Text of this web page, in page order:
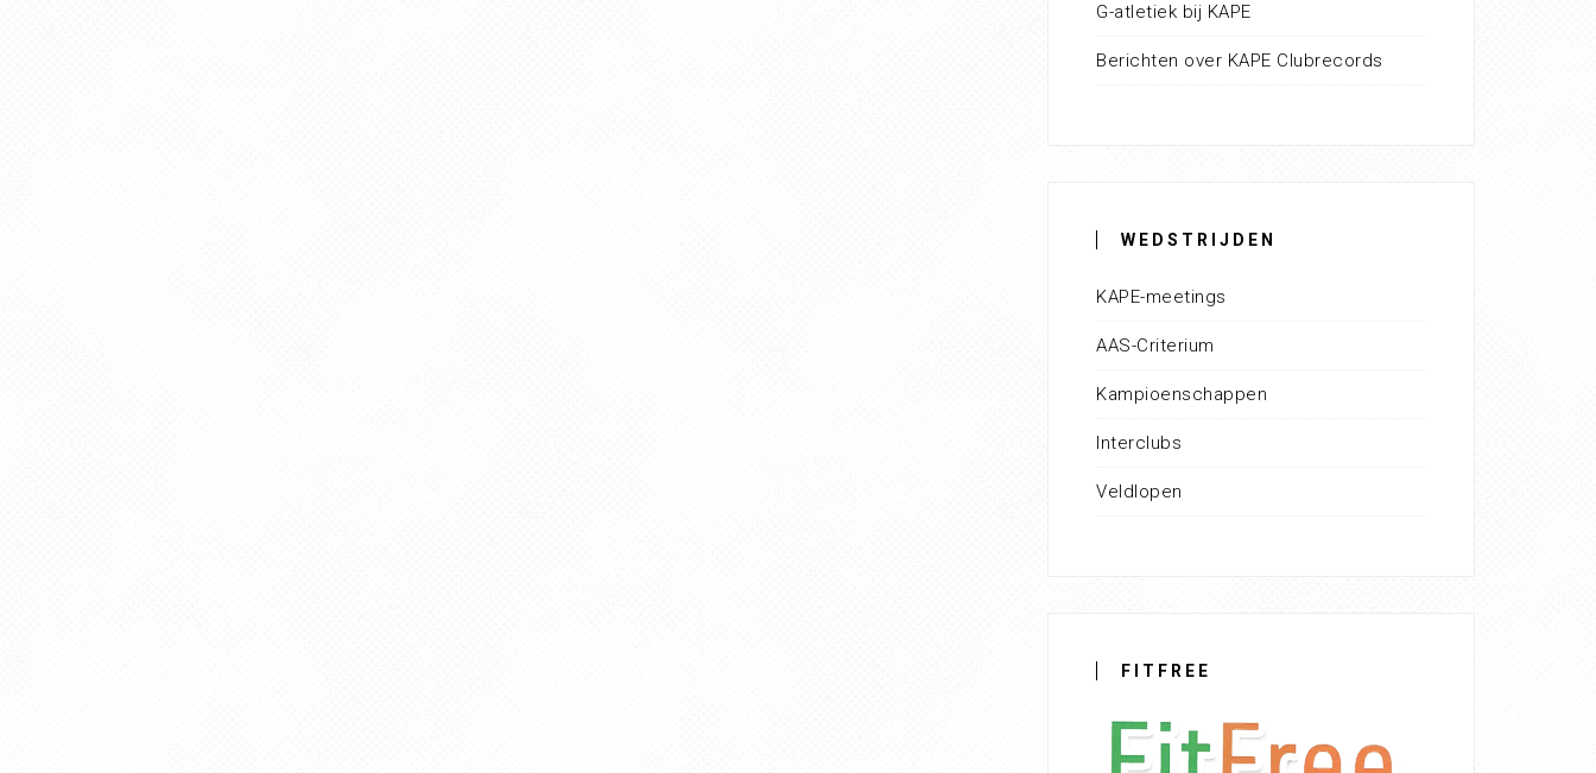
G-atletiek bij KAPE
Berichten over KAPE Clubrecords
WEDSTRIJDEN
KAPE-meetings
AAS-Criterium
Kampioenschappen
Interclubs
Veldlopen
FITFREE